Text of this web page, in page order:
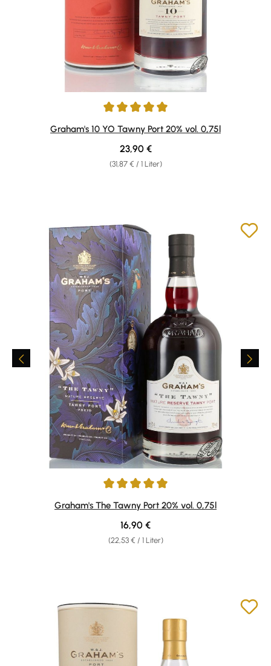
Durchschnittliche Bewertung von 5 von 5 Sternen
Graham's 10 YO Tawny Port 20% vol. 0,75l
(31,87 € / 1 Liter)
Regulärer Preis:
23,90 €
Durchschnittliche Bewertung von 5 von 5 Sternen
Graham's The Tawny Port 20% vol. 0,75l
(22,53 € / 1 Liter)
Regulärer Preis:
16,90 €